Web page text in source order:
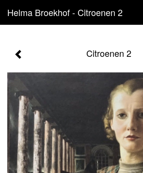
Helma Broekhof - Citroenen 2
Citroenen 2